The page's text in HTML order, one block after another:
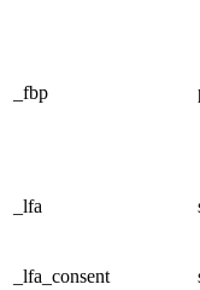
_fbp
_lfa
_lfa_consent